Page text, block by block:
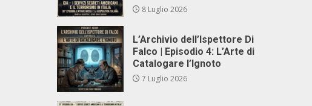
8 Luglio 2026
L’Archivio dell’Ispettore Di
Falco | Episodio 4: L’Arte di
Catalogare l’Ignoto
7 Luglio 2026